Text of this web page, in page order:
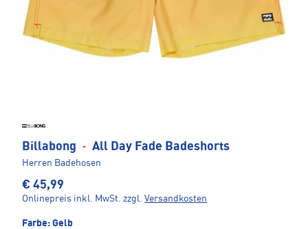
Billabong · All Day Fade Badeshorts
Herren Badehosen
€ 45,99
Onlinepreis inkl. MwSt. zzgl. Versandkosten
Farbe: Gelb